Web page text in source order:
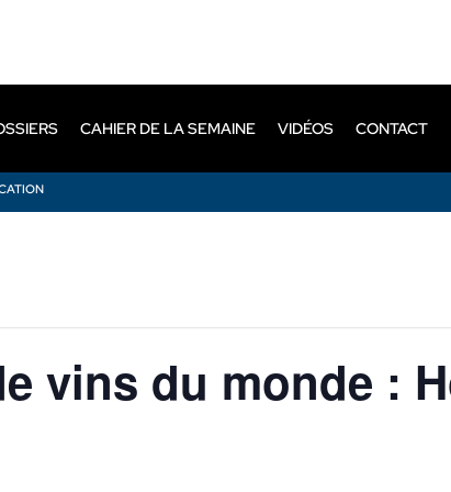
CAHIER DE LA SEMAINE VIDÉOS CONTACT
vins du monde :